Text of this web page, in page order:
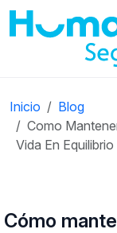
Inicio
Blog
Como
Vida En Equilibrio
Cómo